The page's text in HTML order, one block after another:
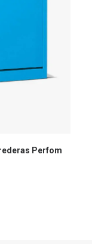
Perfom